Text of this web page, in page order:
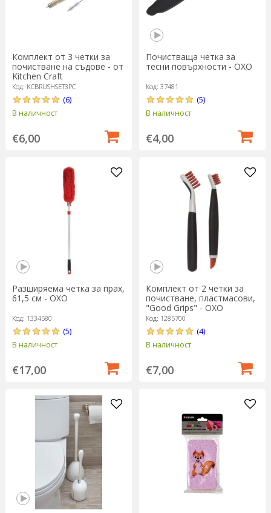
Комплект от 3 четки за
почистване на съдове - от
Kitchen Craft
Код: KCBRUSHSET3PC
(6)
В наличност
€6,00
Почистваща четка за
тесни повърхности - OXO
Код: 37481
(5)
В наличност
€4,00
Разширяема четка за прах,
61,5 см - OXO
Код: 1334580
(5)
В наличност
€17,00
Комплект от 2 четки за
почистване, пластмасови,
"Good Grips" - OXO
Код: 1285700
(4)
В наличност
€7,00